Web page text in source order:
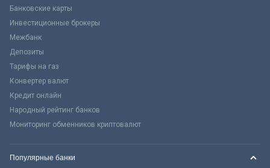
Банковские карты
Инвестиционные брокеры
Межбанк
Депозиты
Тарифы на газ
Конвертер валют
Кредит онлайн
Народный рейтинг банков
Мониторинг обменников криптовалют
Популярные банки